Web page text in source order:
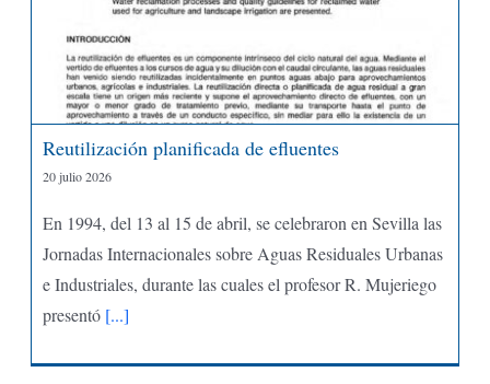
Reutilización planificada de efluentes
20 julio 2026
En 1994, del 13 al 15 de abril, se celebraron en Sevilla las
Jornadas Internacionales sobre Aguas Residuales Urbanas
e Industriales, durante las cuales el profesor R. Mujeriego
presentó [...]